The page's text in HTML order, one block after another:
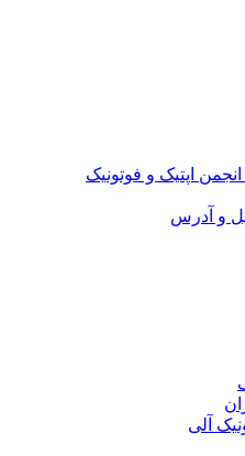
اپتیک و فوتونیک
و آدرس
آلی